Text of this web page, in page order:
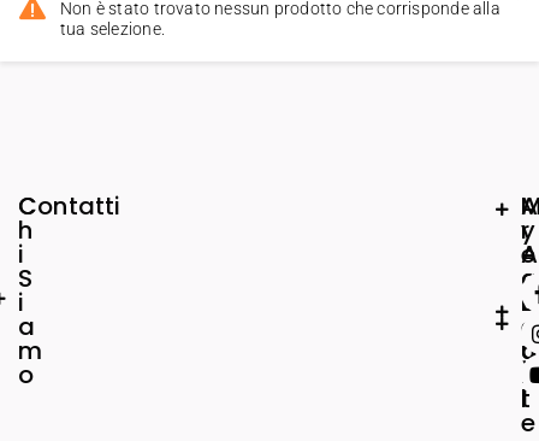
Non è stato trovato nessun prodotto che corrisponde alla
tua selezione.
C
h
i
S
i
a
m
o
Contatti A
r
e
a
L
e
g
a
l
e
y
A
c
c
o
u
n
t